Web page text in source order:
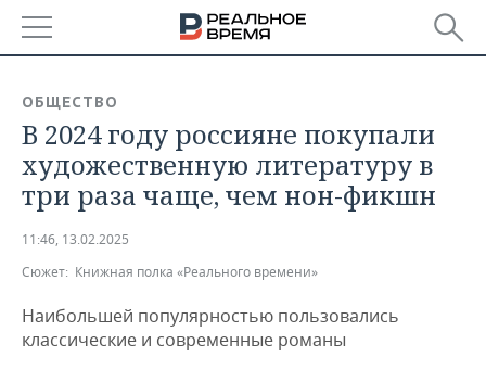
БАШКОРТОСТАН
ТАТАРСТАН
НОВОСТИ
АНАЛИТИКА
ДЕКЛАРАЦИИ О ДОХОДАХ
КОРОЛИ ГОСЗАКАЗА ПФО
НОВОСТИ ЭКОНОМИКИ
ФИНАНСЫ
ПРОМЫШЛЕННОСТЬ
НОВОСТИ
ПРОМЫШЛЕННОСТИ
НЕДВИЖИМОСТЬ
ОБЩЕСТВО
В 2024 году россияне покупали
художественную литературу в
три раза чаще, чем нон-фикшн
11:46, 13.02.2025
Сюжет: Книжная полка «Реального времени»
Наибольшей популярностью пользовались
классические и современные романы